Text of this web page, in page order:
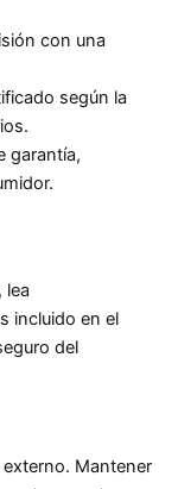
con una
según la
garantía,
lea
incluido en el
del
Mantener